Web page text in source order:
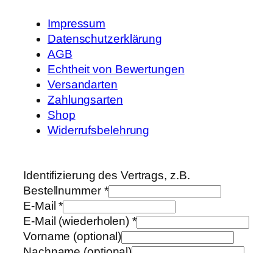
Impressum
Datenschutzerklärung
AGB
Echtheit von Bewertungen
Versandarten
Zahlungsarten
Shop
Widerrufsbelehrung
Identifizierung des Vertrags, z.B.
Bestellnummer *
E-Mail*
E-Mail (wiederholen) *
Vorname (optional)